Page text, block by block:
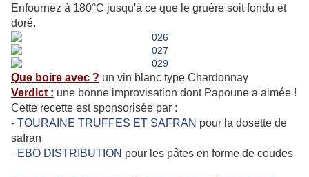
Enfournez à 180°C jusqu'à ce que le gruère soit fondu et
doré.
Que boire avec ? un vin blanc type Chardonnay
Verdict : une bonne improvisation dont Papoune a aimée !
Cette recette est sponsorisée par :
- TOURAINE TRUFFES ET SAFRAN pour la dosette de
safran
- EBO DISTRIBUTION pour les pâtes en forme de coudes